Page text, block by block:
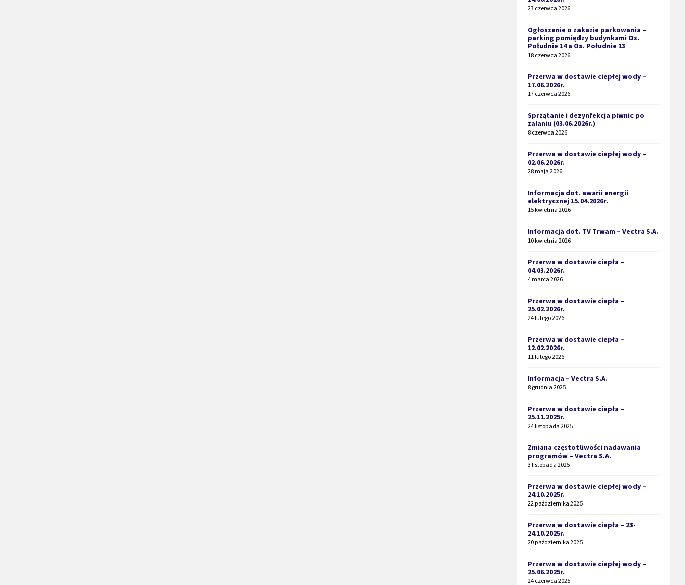
23 czerwca 2026
Ogłoszenie o zakazie parkowania –
parking pomiędzy budynkami Os.
Południe 14 a Os. Południe 13
18 czerwca 2026
Przerwa w dostawie ciepłej wody –
17.06.2026r.
17 czerwca 2026
Sprzątanie i dezynfekcja piwnic po
zalaniu (03.06.2026r.)
8 czerwca 2026
Przerwa w dostawie ciepłej wody –
02.06.2026r.
28 maja 2026
Informacja dot. awarii energii
elektrycznej 15.04.2026r.
15 kwietnia 2026
Informacja dot. TV Trwam – Vectra S.A.
10 kwietnia 2026
Przerwa w dostawie ciepła –
04.03.2026r.
4 marca 2026
Przerwa w dostawie ciepła –
25.02.2026r.
24 lutego 2026
Przerwa w dostawie ciepła –
12.02.2026r.
11 lutego 2026
Informacja – Vectra S.A.
8 grudnia 2025
Przerwa w dostawie ciepła –
25.11.2025r.
24 listopada 2025
Zmiana częstotliwości nadawania
programów – Vectra S.A.
3 listopada 2025
Przerwa w dostawie ciepłej wody –
24.10.2025r.
22 października 2025
Przerwa w dostawie ciepła – 23-
24.10.2025r.
20 października 2025
Przerwa w dostawie ciepłej wody –
25.06.2025r.
24 czerwca 2025